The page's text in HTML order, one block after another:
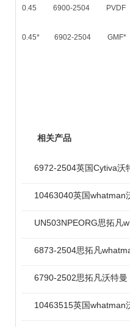
0.45 6900-2504
0.45* 6902-2504
相关产品
6972-2504英国Cytiva沃
10463040英国whatman
UN503NPEORG思拓凡
6873-2504思拓凡
6790-2502思拓凡沃特
10463515英国whatman